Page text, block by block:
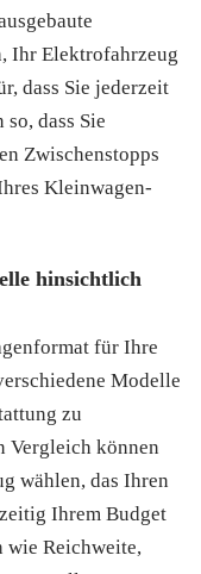
Ihr Elektrofahrzeug
dass Sie jederzeit
dass Sie
Zwischenstopps
Kleinwagen-
hinsichtlich
für Ihre
Modelle
zu
Vergleich können
wählen, das Ihren
Ihrem Budget
wie Reichweite,